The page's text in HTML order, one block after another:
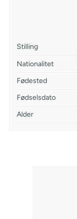
Stilling
Nationalitet
Fødested
Fødselsdato
Alder